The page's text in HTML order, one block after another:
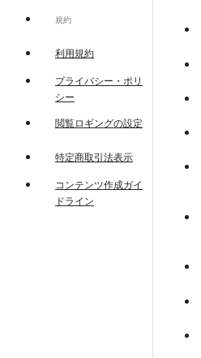
規約
利用規約
プライバシー・ポリ
シー
閲覧ロギングの設定
特定商取引法表示
コンテンツ作成ガイ
ドライン